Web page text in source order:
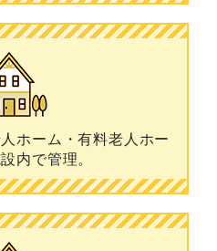
ホーム・有料老人ホー
内で管理。